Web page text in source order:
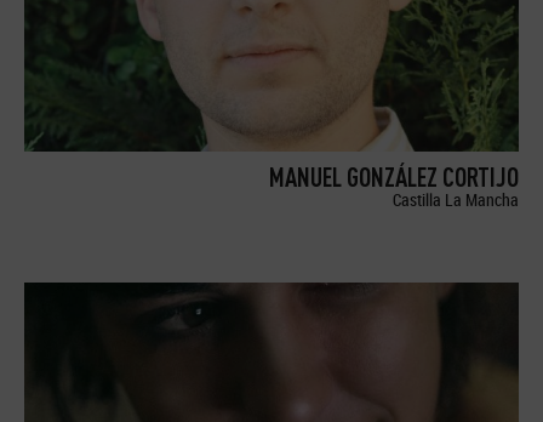
MANUEL GONZÁLEZ CORTIJO
Castilla La Mancha